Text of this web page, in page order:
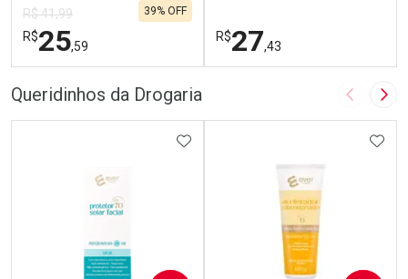
R$ 41,99
R$25,59
39% OFF
R$27,43
Queridinhos da Drogaria Imagem
ADICIONAR AOS FAVORITOS